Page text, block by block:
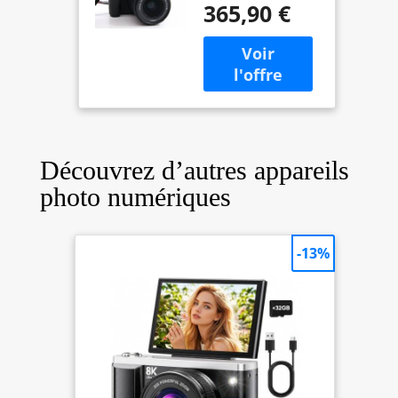
4Go
365,90 €
Découvrez d’autres appareils
photo numériques
-13%